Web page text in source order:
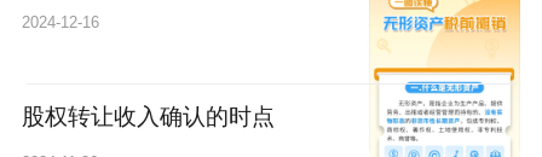
2024-12-16
股权转让收入确认的时点